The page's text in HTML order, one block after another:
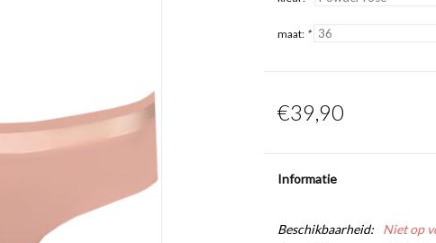
maat: *
€39,90
Informatie
Beschikbaarheid:
Niet op